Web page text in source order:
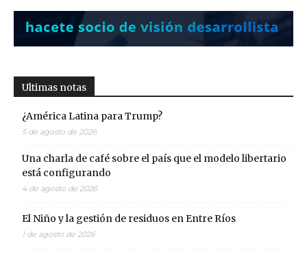
Ultimas notas
¿América Latina para Trump?
5 de agosto de 2026
Una charla de café sobre el país que el modelo libertario
está configurando
4 de agosto de 2026
El Niño y la gestión de residuos en Entre Ríos
1 de agosto de 2026